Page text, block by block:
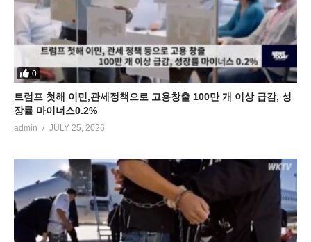
0
트럼프 첫해 이민,관세정책으로 고용창출 100만 개 이상 급감, 성
장률 마이너스0.2%
admin JULY 25, 2026